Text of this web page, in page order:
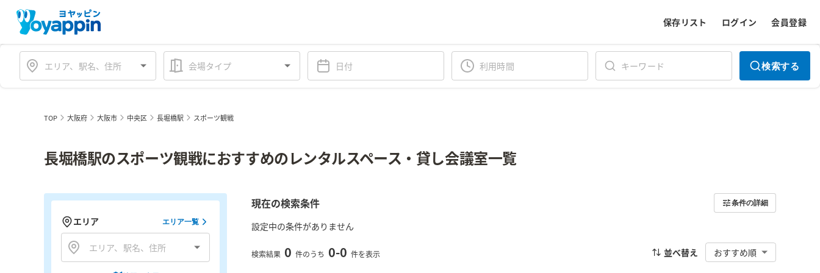
保存リスト ログイン 会員登録
会場タイプ 検索する
TOP 大阪府 大阪市 中央区 長堀橋駅 スポーツ観戦
長堀橋駅のスポーツ観戦におすすめのレンタルスペース・貸し会議室一覧
現在の検索条件 条件の詳細
設定中の条件がありません
検索結果 0 件のうち 0-0 件を表示 並べ替え おすすめ順
エリア エリア一覧